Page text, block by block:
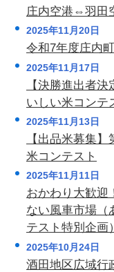
庄内空港⇔羽田
2025年11月20日
令和7年度庄内
2025年11月17日
【決勝進出者
いしい米コンテ
2025年11月13日
【出品米募集
米コンテスト
2025年11月11日
おかわり大歓迎
ない風車市場（
テスト特別企画）
2025年10月24日
酒田地区広域行